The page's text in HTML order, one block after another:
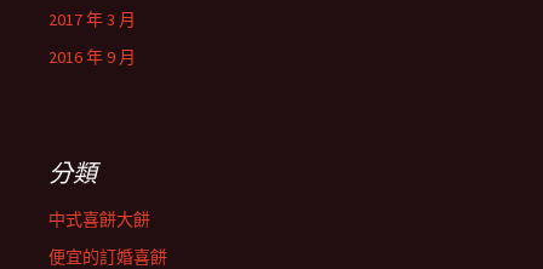
2017 年 3 月
2016 年 9 月
分類
中式喜餅大餅
便宜的訂婚喜餅